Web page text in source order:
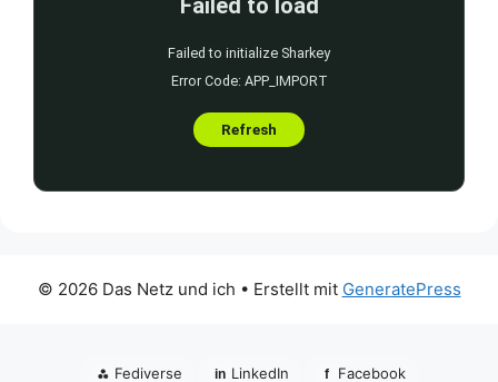
© 2026 Das Netz und ich • Erstellt mit GeneratePress
⁂ Fediverse in LinkedIn f Facebook